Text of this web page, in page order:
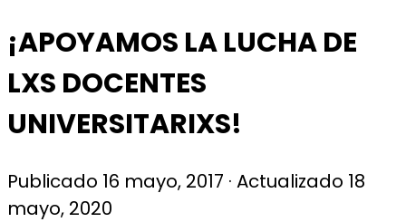
¡APOYAMOS LA LUCHA DE
LXS DOCENTES
UNIVERSITARIXS!
Publicado 16 mayo, 2017 · Actualizado 18
mayo, 2020